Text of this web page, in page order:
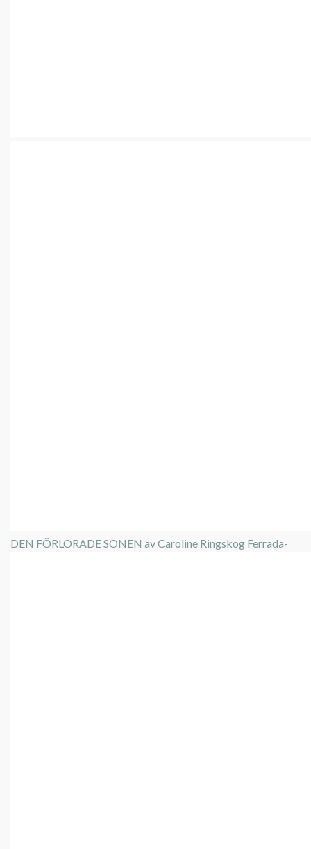
DEN FÖRLORADE SONEN av Caroline Ringskog Ferrada-